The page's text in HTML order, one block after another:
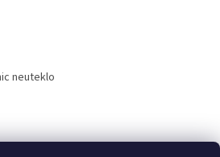
neuteklo